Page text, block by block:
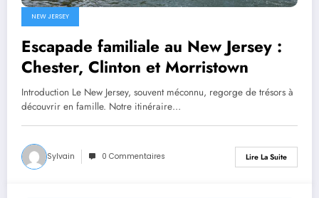
NEW JERSEY
Escapade familiale au New Jersey :
Chester, Clinton et Morristown
Introduction Le New Jersey, souvent méconnu, regorge de trésors à
découvrir en famille. Notre itinéraire…
Sylvain 0 Commentaires Lire La Suite